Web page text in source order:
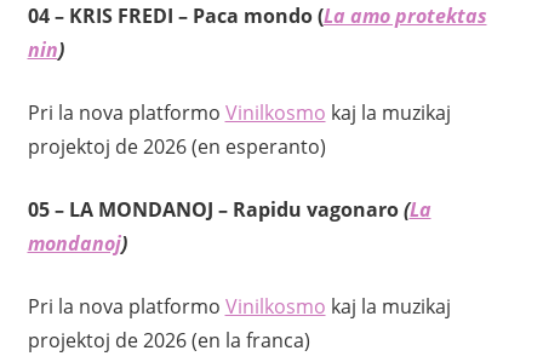
04 – KRIS FREDI – Paca mondo (La amo protektas
nin)
Pri la nova platformo Vinilkosmo kaj la muzikaj
projektoj de 2026 (en esperanto)
05 – LA MONDANOJ – Rapidu vagonaro(La
mondanoj)
Pri la nova platformo Vinilkosmo kaj la muzikaj
projektoj de 2026 (en la franca)